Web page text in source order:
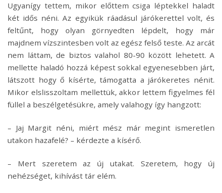
Ugyanígy tettem, mikor előttem csiga léptekkel haladt
két idős néni. Az egyikük ráadásul járókerettel volt, és
feltűnt, hogy olyan görnyedten lépdelt, hogy már
majdnem vízszintesben volt az egész felső teste. Az arcát
nem láttam, de biztos valahol 80-90 között lehetett. A
mellette haladó hozzá képest sokkal egyenesebben járt,
látszott hogy ő kísérte, támogatta a járókeretes nénit.
Mikor elslisszoltam mellettük, akkor lettem figyelmes fél
füllel a beszélgetésükre, amely valahogy így hangzott:
– Jaj Margit néni, miért mész már megint ismeretlen
utakon hazafelé? – kérdezte a kísérő.
– Mert szeretem az új utakat. Szeretem, hogy új
nehézséget, kihívást tár elém.